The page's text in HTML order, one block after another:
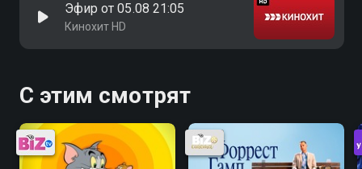
Эфир от 05.08 21:05
Кинохит HD
С этим смотрят